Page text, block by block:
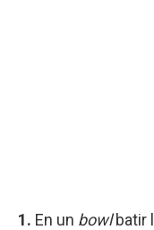
1. En un bowlbatir